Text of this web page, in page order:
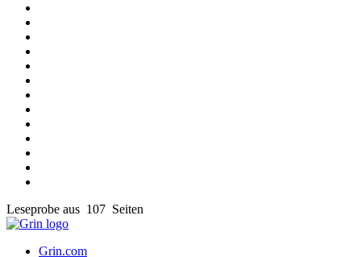
Leseprobe aus 107 Seiten
Grin.com